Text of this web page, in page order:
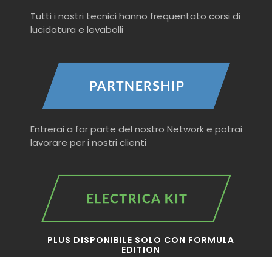
Tutti i nostri tecnici hanno frequentato corsi di
lucidatura e levabolli
Entrerai a far parte del nostro Network e potrai
lavorare per i nostri clienti
PLUS DISPONIBILE SOLO CON FORMULA
EDITION